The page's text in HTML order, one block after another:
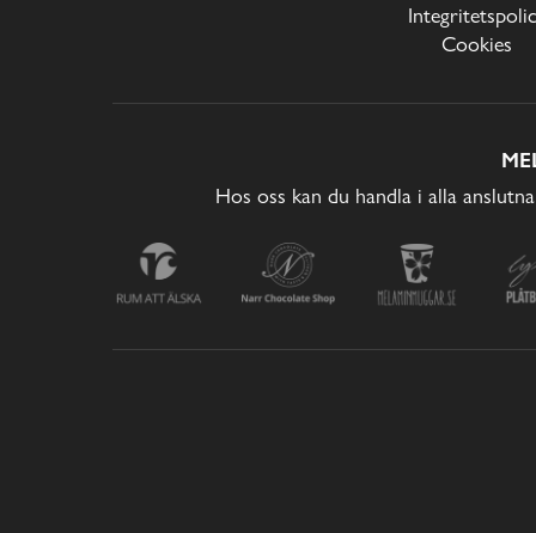
Cookies
Hos oss kan du handla i alla